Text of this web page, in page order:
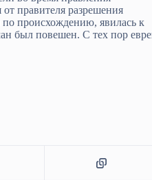
правителя разрешения
по происхождению, явилась к
был повешен. С тех пор